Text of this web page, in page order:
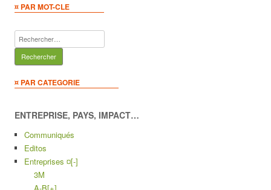
¤ PAR MOT-CLE
Rechercher :
¤ PAR CATEGORIE
ENTREPRISE, PAYS, IMPACT…
Communiqués
Editos
Entreprises ¤[-]
3M